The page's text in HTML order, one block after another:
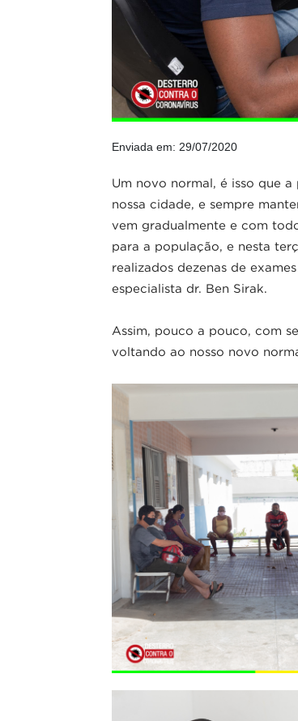
Enviada em: 29/07/2020
Um novo normal, é isso que
nossa cidade, e sempre
vem gradualmente e com
para a população, e nesta
realizados dezenas de
especialista dr. Ben Sirak.
Assim, pouco a pouco, com
voltando ao nosso novo